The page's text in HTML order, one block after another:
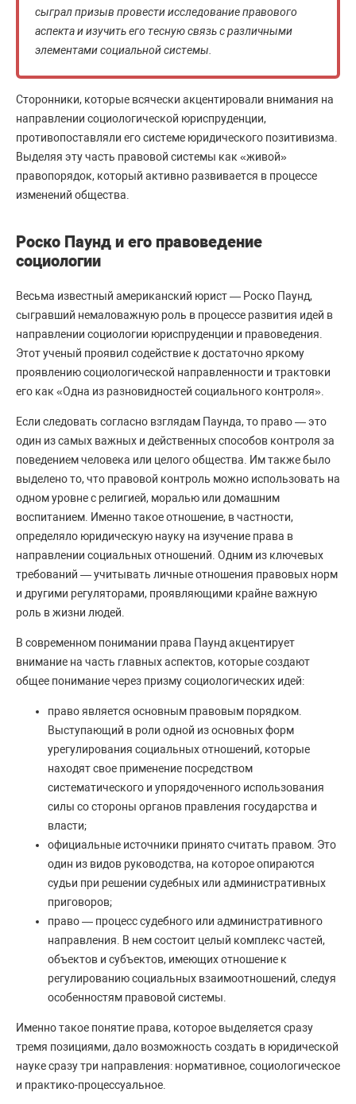
сыграл призыв провести исследование правового
аспекта и изучить его тесную связь с различными
элементами социальной системы.
Сторонники, которые всячески акцентировали внимания на
направлении социологической юриспруденции,
противопоставляли его системе юридического позитивизма.
Выделяя эту часть правовой системы как «живой»
правопорядок, который активно развивается в процессе
изменений общества.
Роско Паунд и его правоведение
социологии
Весьма известный американский юрист — Роско Паунд,
сыгравший немаловажную роль в процессе развития идей в
направлении социологии юриспруденции и правоведения.
Этот ученый проявил содействие к достаточно яркому
проявлению социологической направленности и трактовки
его как «Одна из разновидностей социального контроля».
Если следовать согласно взглядам Паунда, то право — это
один из самых важных и действенных способов контроля за
поведением человека или целого общества. Им также было
выделено то, что правовой контроль можно использовать на
одном уровне с религией, моралью или домашним
воспитанием. Именно такое отношение, в частности,
определяло юридическую науку на изучение права в
направлении социальных отношений. Одним из ключевых
требований — учитывать личные отношения правовых норм
и другими регуляторами, проявляющими крайне важную
роль в жизни людей.
В современном понимании права Паунд акцентирует
внимание на часть главных аспектов, которые создают
общее понимание через призму социологических идей:
право является основным правовым порядком.
Выступающий в роли одной из основных форм
урегулирования социальных отношений, которые
находят свое применение посредством
систематического и упорядоченного использования
силы со стороны органов правления государства и
власти;
официальные источники принято считать правом. Это
один из видов руководства, на которое опираются
судьи при решении судебных или административных
приговоров;
право — процесс судебного или административного
направления. В нем состоит целый комплекс частей,
объектов и субъектов, имеющих отношение к
регулированию социальных взаимоотношений, следуя
особенностям правовой системы.
Именно такое понятие права, которое выделяется сразу
тремя позициями, дало возможность создать в юридической
науке сразу три направления: нормативное, социологическое
и практико-процессуальное.